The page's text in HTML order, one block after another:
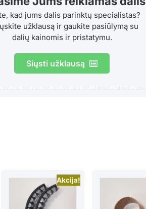
kad jums dalis parinktų specialistas?
užklausą ir gaukite pasiūlymą su
dalių kainomis ir pristatymu.
Siųsti užklausą
Akcija!